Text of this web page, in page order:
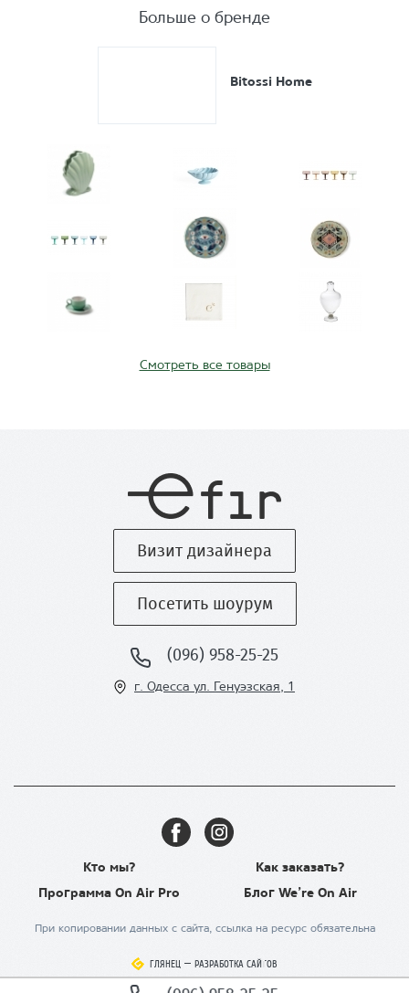
Больше о бренде
Bitossi Home
Смотреть все товары
г. Одесса ул. Генуэзская, 1
(096) 958-25-25
Посетить шоурум
Визит дизайнера
ГЛЯНЕЦ – РАЗРАБОТКА САЙТОВ
ГЛЯНЕЦ – РАЗРАБОТКА САЙТОВ
Кто мы? Как заказать?
Программа On Air Pro Блог We’re On Air
При копировании данных с сайта, ссылка на ресурс обязательна